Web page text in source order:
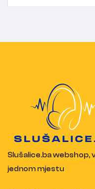
Slušalice.ba webshop,
jednom mjestu